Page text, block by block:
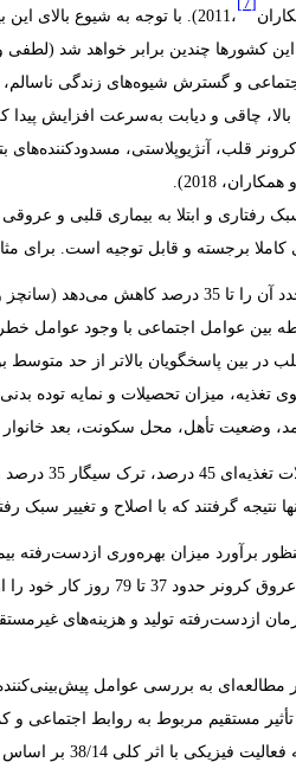
،2011). با توجه به شیوع بالای این
این کشورها چندین برابر خواهد شد (لطفی و
و گسترش شیوه‌های زندگی ناسالم،
بالا، چاقی و دیابت به‌سرعت افزایش پیدا
کرونر قلب، آنژیوپلاستی، مسدودکننده‌های
و همکاران، 2018).
رفتاری و ابتلا به بیماری قلبی‌ و
برجسته و قابل توجیه است. برای
و همکاران
بین عوامل اجتماعی با وجود عوامل
در بین پاسخگویان بالاتر از حد متوسط
تغذیه، میزان تحصیلات و نمایه توده بدنی
وضعیت تأهل، محل سکونت، بعد خانوار
نتیجه گرفتند که با اصلاح و تغییر
برآورد میزان بهره‌وری
زمان ازدست‌رفته تولید و هزینه‌های
محمدی، کاخکی و همکاران (2017) در مطالعه‌ای
تأثیر مستقیم مربوط به روابط
کلی 38/14 بر اساس الگوی واکر بود.